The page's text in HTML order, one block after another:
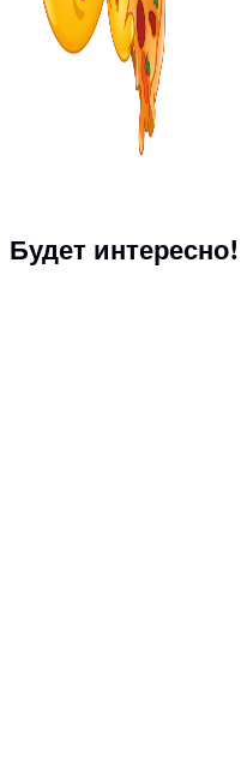
Будет интересно!